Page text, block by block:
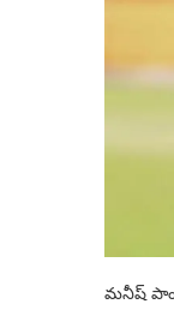
మనీష్